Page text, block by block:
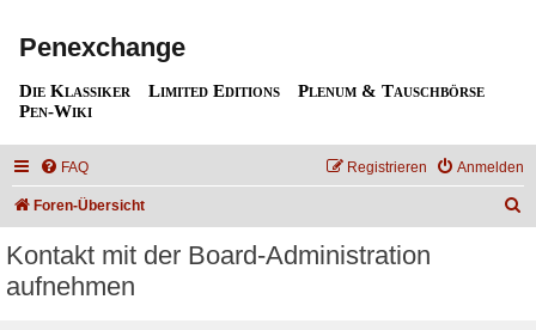
Penexchange
Die Klassiker Limited Editions
Plenum & Tauschbörse
Pen-Wiki
FAQ Anmelden
Registrieren
Foren-Übersicht
Kontakt mit der Board-Administration
aufnehmen